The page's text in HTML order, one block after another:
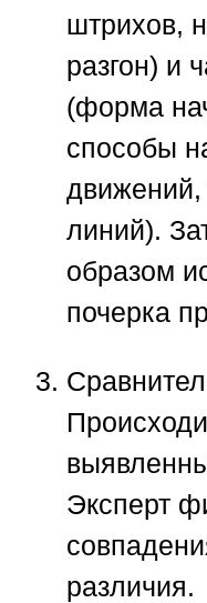
штрихов,
разгон) и
(форма
способы
движений,
линий).
образом
почерка
Эксперт
различия.